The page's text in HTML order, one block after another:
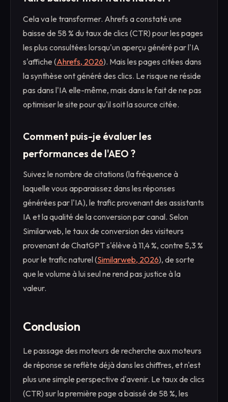
Cela va le transformer. Ahrefs a constaté une
baisse de 58 % du taux de clics (CTR) pour les pages
les plus consultées lorsqu'un aperçu généré par l'IA
s'affiche (Ahrefs, 2026). Mais les pages citées dans
la synthèse ont généré des clics. Le risque ne réside
pas dans l'IA elle-même, mais dans le fait de ne pas
optimiser le site pour qu'il soit la source citée.
Comment puis-je évaluer les
performances de l'AEO ?
Suivez le nombre de citations (la fréquence à
laquelle vous apparaissez dans les réponses
générées par l'IA), le trafic provenant des assistants
IA et la qualité de la conversion par canal. Selon
Similarweb, le taux de conversion des visiteurs
provenant de ChatGPT s'élève à 11,4 %, contre 5,3 %
pour le trafic naturel (Similarweb, 2026), de sorte
que le volume à lui seul ne rend pas justice à la
valeur.
Conclusion
Le passage des moteurs de recherche aux moteurs
de réponse se reflète déjà dans les chiffres, et n'est
plus une simple perspective d'avenir. Le taux de clics
(CTR) sur la première page a baissé de 58 %, les